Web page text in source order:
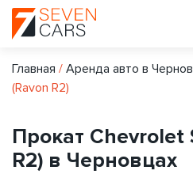
Главная / Аренда авто в
(Ravon R2)
Прокат Chevrolet
R2) в Черновцах